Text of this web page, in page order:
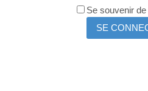
Se souvenir
SE